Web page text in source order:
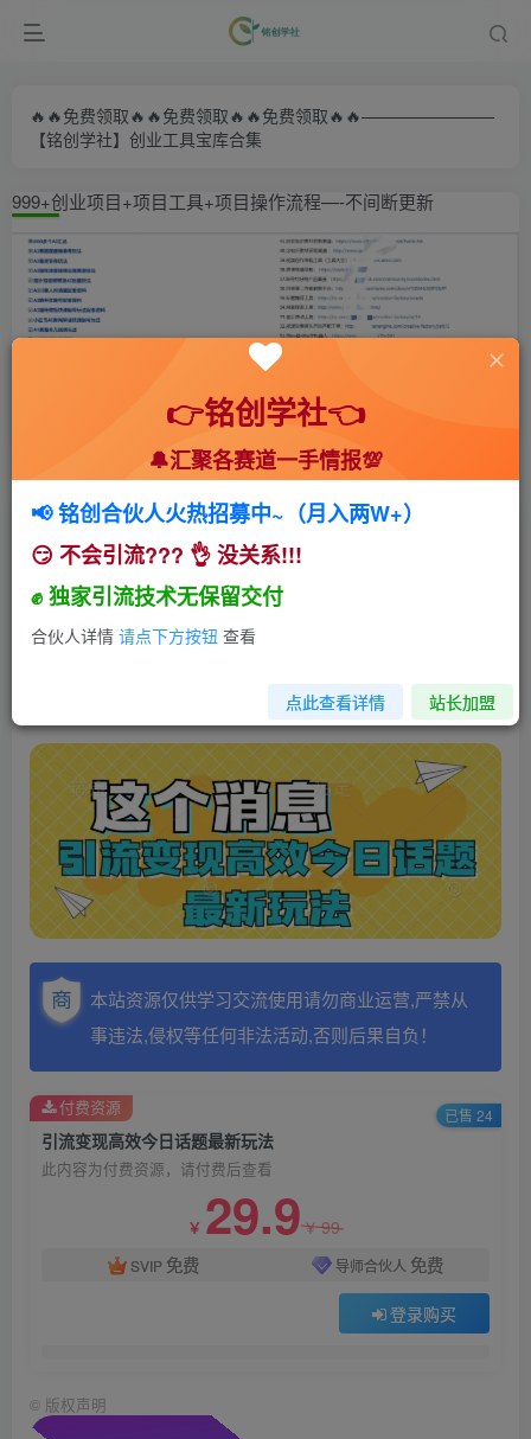
🔥🔥免费领取🔥🔥免费领取🔥🔥免费领取🔥🔥————————
【铭创学社】创业工具宝库合集
999+创业项目+项目工具+项目操作流程—-不间断更新
首页 🍻会员专享 🆓网创项目 正文
引流变现高效今日话题最新玩法
小助手
3年前发布
本站资源仅供学习交流使用请勿商业运营,严禁从
事违法,侵权等任何非法活动,否则后果自负！
引流变现高效今日话题最新玩法
此内容为付费资源，请付费后查看
￥ 29.9￥99
SVIP 免费 导师合伙人 免费
登录购买
付费资源 已售 24
© 版权声明
👉铭创学社👈
🔔汇聚各赛道一手情报💯
📢 铭创合伙人火热招募中~（月入两W+）
😏 不会引流??? 👌 没关系!!!
✊ 独家引流技术无保留交付
合伙人详情 请点下方按钮 查看
点此查看详情 站长加盟